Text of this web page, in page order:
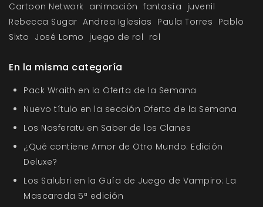
Cartoon Network animación fantasía juvenil
Rebecca Sugar Andrea Iglesias Paula Torres Pablo
Sixto José Lomo juego de rol rol
En la misma categoría
Pack Wraith en la Oferta de la Semana
Nuevo título en la sección Oferta de la Semana
Los Nosferatu en Saber de los Clanes
¿Qué contiene Amor de Otro Mundo: Edición
Deluxe?
Los Salubri en la Guía de Juego de Vampiro: La
Mascarada 5ª edición